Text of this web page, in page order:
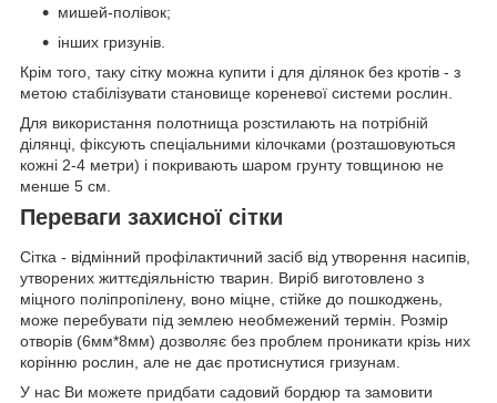
мишей-полівок;
інших гризунів.
Крім того, таку сітку можна купити і для ділянок без кротів - з
метою стабілізувати становище кореневої системи рослин.
Для використання полотнища розстилають на потрібній
ділянці, фіксують спеціальними кілочками (розташовуються
кожні 2-4 метри) і покривають шаром грунту товщиною не
менше 5 см.
Переваги захисної сітки
Сітка - відмінний профілактичний засіб від утворення насипів,
утворених життєдіяльністю тварин. Виріб виготовлено з
міцного поліпропілену, воно міцне, стійке до пошкоджень,
може перебувати під землею необмежений термін. Розмір
отворів (6мм*8мм) дозволяє без проблем проникати крізь них
корінню рослин, але не дає протиснутися гризунам.
У наc Ви можете придбати садовий бордюр та замовити